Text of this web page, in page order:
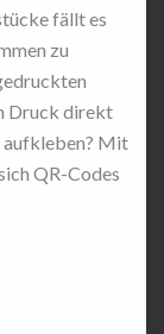
fällt es
zu
Druck direkt
aufkleben? Mit
QR-Codes